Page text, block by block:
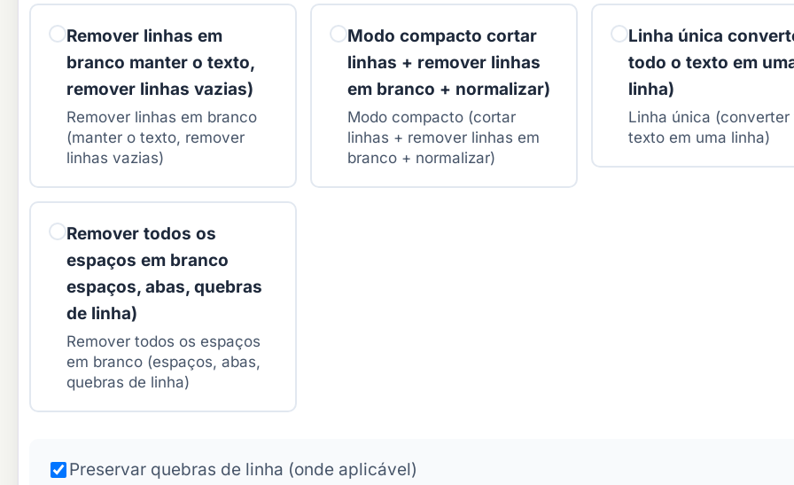
Remover linhas em
branco manter o texto,
remover linhas vazias)
Remover linhas em branco
(manter o texto, remover
linhas vazias)
Modo compacto cortar
linhas + remover linhas
em branco + normalizar)
Modo compacto (cortar
linhas + remover linhas em
branco + normalizar)
Linha única
todo o texto em
linha)
Linha única (converter
texto em uma linha)
Remover todos os
espaços em branco
espaços, abas, quebras
de linha)
Remover todos os espaços
em branco (espaços, abas,
quebras de linha)
Preservar quebras de linha (onde aplicável)